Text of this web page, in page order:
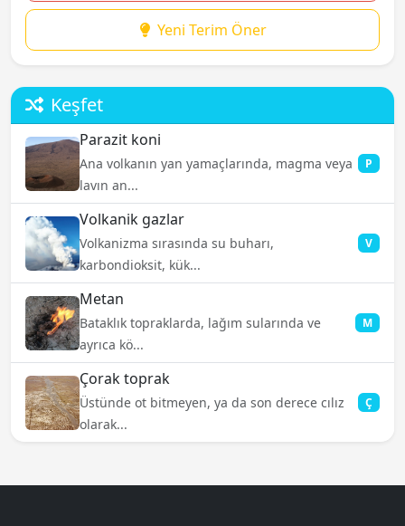
Yeni Terim Öner
Keşfet
Parazit koni
Ana volkanın yan yamaçlarında, magma veya
lavın an...
P
Volkanik gazlar
Volkanizma sırasında su buharı,
karbondioksit, kük...
V
Metan
Bataklık topraklarda, lağım sularında ve
ayrıca kö...
M
Çorak toprak
Üstünde ot bitmeyen, ya da son derece cılız
olarak...
Ç